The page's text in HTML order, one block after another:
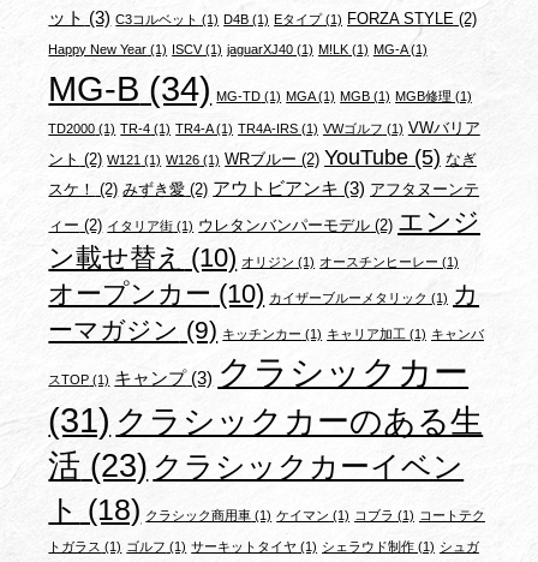
ット (3) C3コルベット (1) D4B (1) Eタイプ(1) FORZA STYLE(2)
Happy New Year (1) ISCV(1) jaguarXJ40(1) M!LK(1) MG-A(1)
MG-B (34) MG-TD (1) MGA(1) MGB (1) MGB修理 (1)
TD2000 (1) TR-4 (1) TR4-A(1) TR4A-IRS(1) VWゴルフ (1) VWバリア
ント (2) W121 (1) W126 (1) WRブルー (2) YouTube(5) なぎ
スケ！ (2) みずき愛 (2) アウトビアンキ (3) アフタヌーンテ
ィー (2) イタリア街 (1) ウレタンバンパーモデル (2) エンジ
ン載せ替え (10) オリジン (1) オースチンヒーレー (1)
オープンカー (10) カイザーブルーメタリック (1) カ
ーマガジン (9) キッチンカー (1) キャリア加工 (1) キャンバ
スTOP (1) キャンプ(3) クラシックカー
(31) クラシックカーのある生
活 (23) クラシックカーイベン
ト (18) クラシック商用車 (1) ケイマン (1) コブラ (1) コートテク
トガラス (1) ゴルフ (1) サーキットタイヤ (1) シェラウド制作(1) シュガ